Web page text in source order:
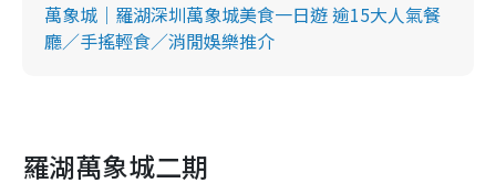
萬象城｜羅湖深圳萬象城美食一日遊 逾15大人氣餐
廳／手搖輕食／消閒娛樂推介
羅湖萬象城二期